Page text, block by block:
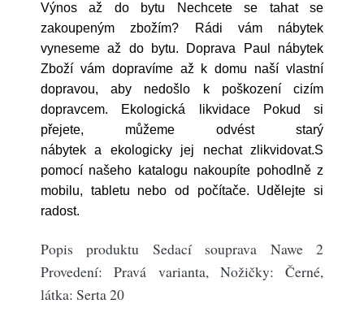
Výnos až do bytu Nechcete se tahat se
zakoupeným zbožím? Rádi vám nábytek
vyneseme až do bytu. Doprava Paul nábytek
Zboží vám dopravíme až k domu naší vlastní
dopravou, aby nedošlo k poškození cizím
dopravcem. Ekologická likvidace Pokud si
přejete, můžeme odvést starý
nábytek a ekologicky jej nechat zlikvidovat.S
pomocí našeho katalogu nakoupíte pohodlně z
mobilu, tabletu nebo od počítače. Udělejte si
radost.
Popis produktu Sedací souprava Nawe 2
Provedení: Pravá varianta, Nožičky: Černé,
látka: Serta 20